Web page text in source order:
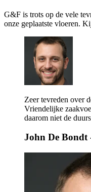
G&F is trots op de vele
onze geplaatste vloeren.
Zeer tevreden over
Vriendelijke
daarom niet de
John De Bondt